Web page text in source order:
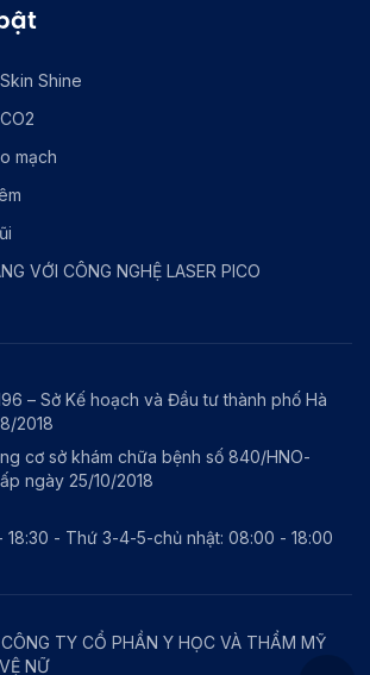
Shine
mạch
VỚI CÔNG NGHỆ LASER PICO
– Sở Kế hoạch và Đầu tư thành phố Hà
2018
cơ sở khám chữa bệnh số 840/HNO-
ngày 25/10/2018
- Thứ 3-4-5-chủ nhật: 08:00 - 18:00
TY CỔ PHẦN Y HỌC VÀ THẨM MỸ
NỮ